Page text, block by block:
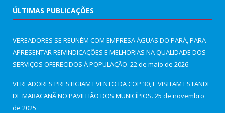
ÚLTIMAS PUBLICAÇÕES
VEREADORES SE REUNÉM COM EMPRESA ÁGUAS DO PARÁ, PARA
APRESENTAR REIVINDICAÇÕES E MELHORIAS NA QUALIDADE DOS
SERVIÇOS OFERECIDOS Á POPULAÇÃO. 22 de maio de 2026
VEREADORES PRESTIGIAM EVENTO DA COP 30, E VISITAM ESTANDE
DE MARACANÃ NO PAVILHÃO DOS MUNICÍPIOS. 25 de novembro
de 2025